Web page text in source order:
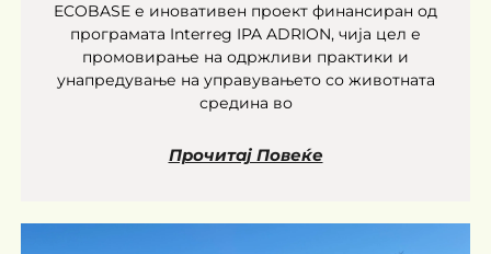
ECOBASE е иновативен проект финансиран од
програмата Interreg IPA ADRION, чија цел е
промовирање на одржливи практики и
унапредување на управувањето со животната
средина во
Прочитај Повеќе